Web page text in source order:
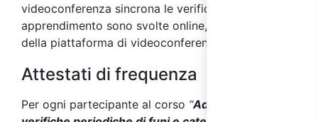
videoconferenza sincrona le verifiche di
apprendimento sono svolte online, per mezzo
della piattaforma di videoconferenza sincrona.
Attestati di frequenza
Per ogni partecipante al corso “Addetti alle